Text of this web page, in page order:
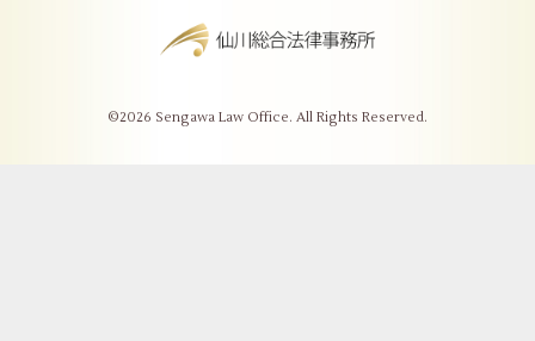
©2026 Sengawa Law Office. All Rights Reserved.